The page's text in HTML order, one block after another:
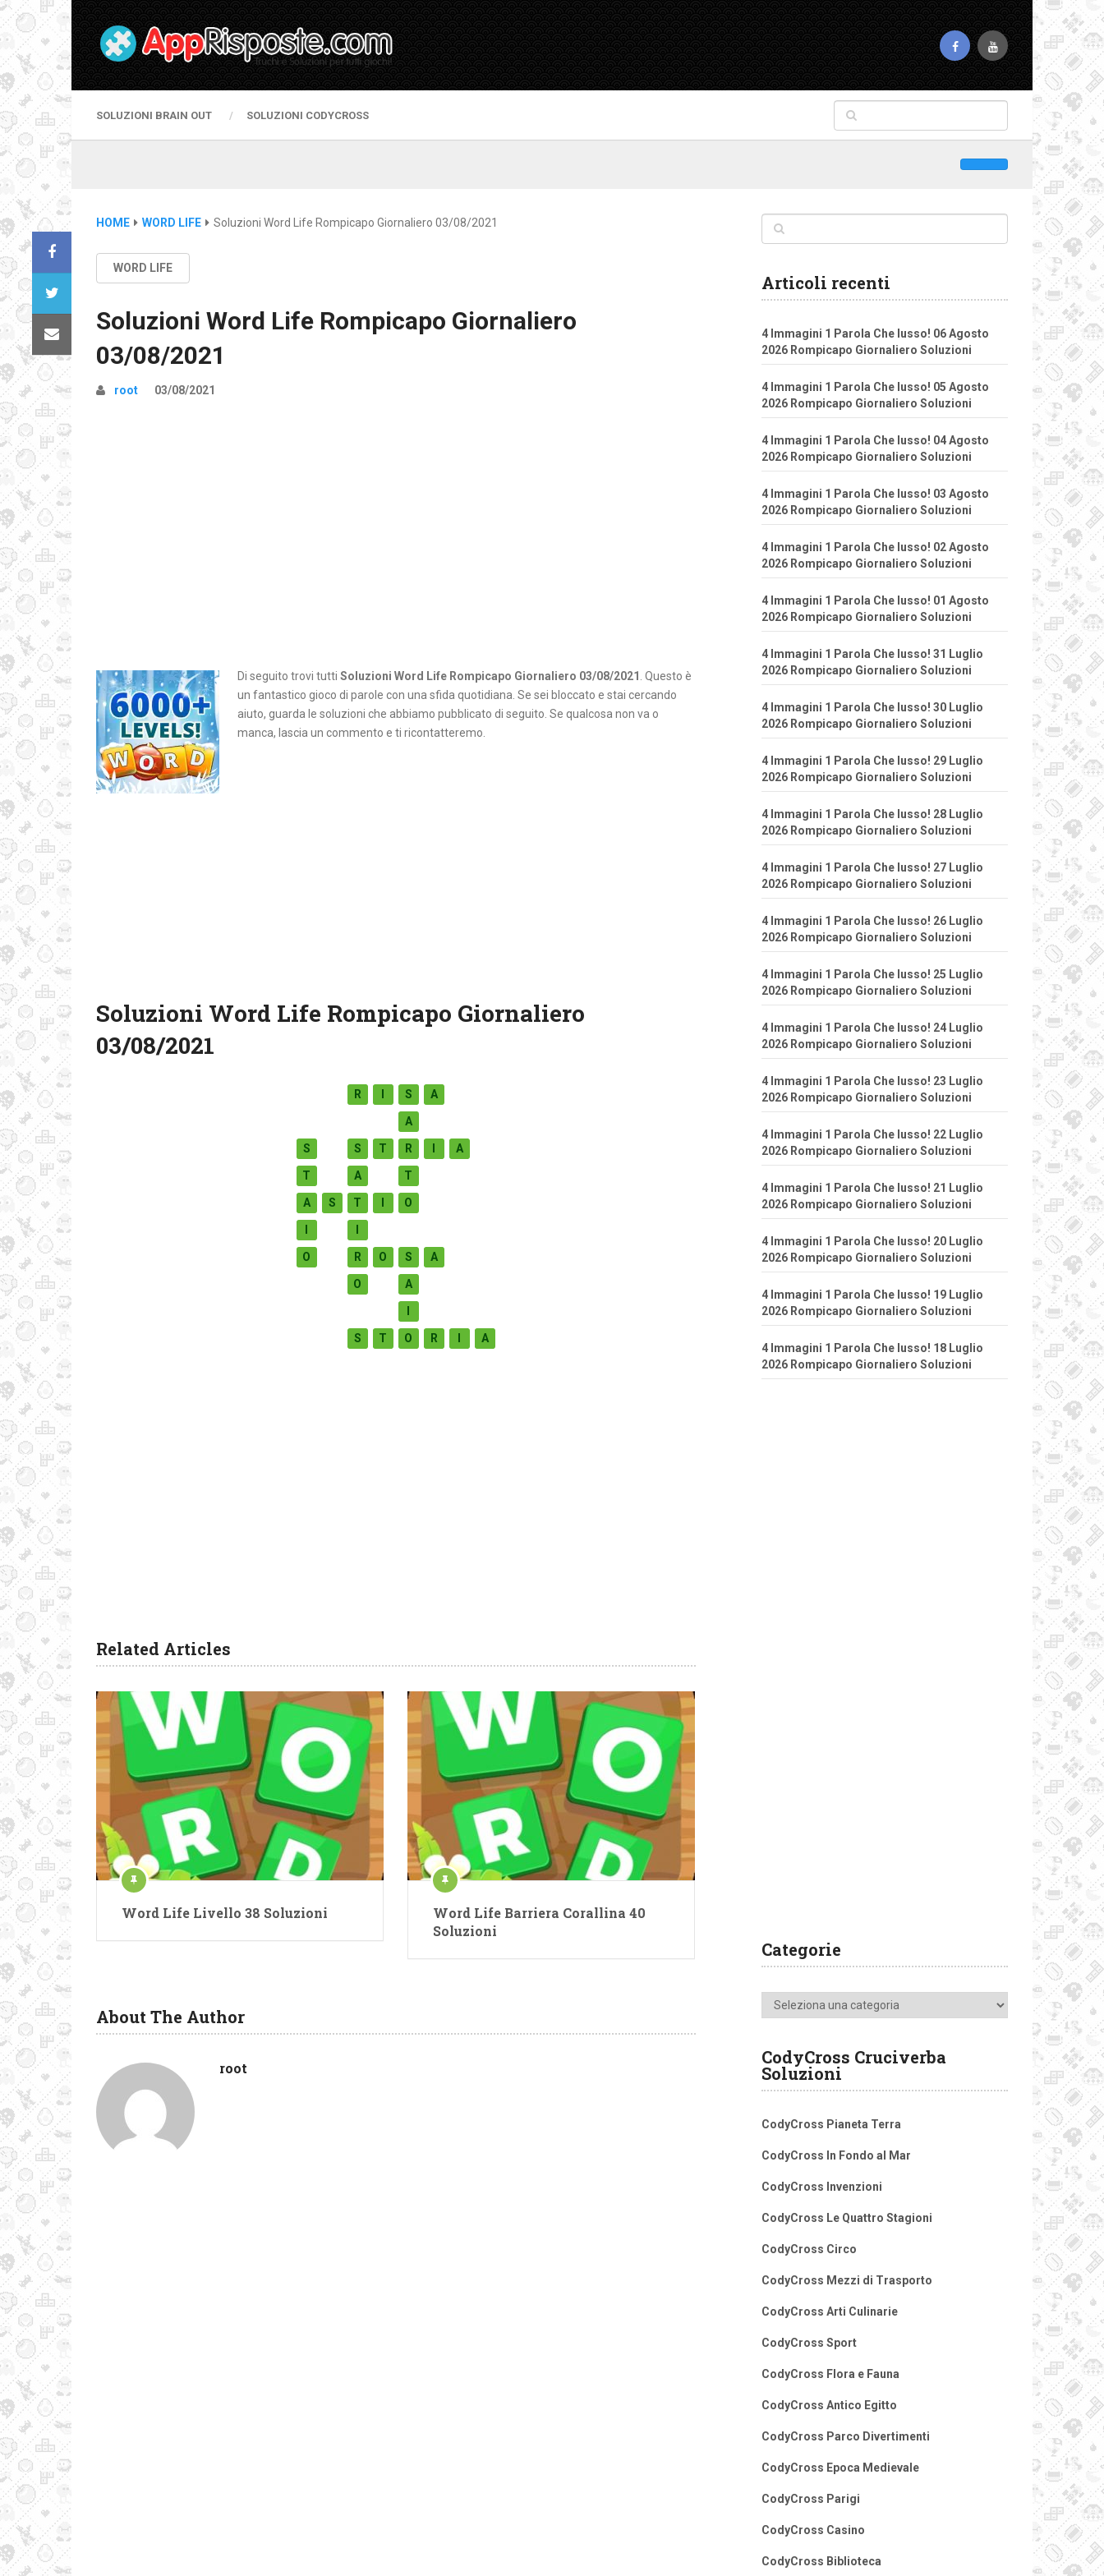
SOLUZIONI BRAIN OUT SOLUZIONI CODYCROSS
HOME WORD LIFE Soluzioni Word Life Rompicapo Giornaliero 03/08/2021
WORD LIFE
Soluzioni Word Life Rompicapo Giornaliero
03/08/2021
root 03/08/2021
Di seguito trovi tutti Soluzioni Word Life Rompicapo Giornaliero 03/08/2021 . Questo è
un fantastico gioco di parole con una sfida quotidiana. Se sei bloccato e stai cercando
aiuto, guarda le soluzioni che abbiamo pubblicato di seguito. Se qualcosa non va o
manca, lascia un commento e ti ricontatteremo.
Soluzioni Word Life Rompicapo Giornaliero
03/08/2021
R S A
A
S S T R A
T A T
A S T O
O R O S A
O A
S T O R A
Related Articles
Word Life Livello 38 Soluzioni
Word Life Barriera Corallina 40
Soluzioni
About The Author
root
Articoli recenti
4 Immagini 1 Parola Che lusso! 06 Agosto
2026 Rompicapo Giornaliero Soluzioni
4 Immagini 1 Parola Che lusso! 05 Agosto
2026 Rompicapo Giornaliero Soluzioni
4 Immagini 1 Parola Che lusso! 04 Agosto
2026 Rompicapo Giornaliero Soluzioni
4 Immagini 1 Parola Che lusso! 03 Agosto
2026 Rompicapo Giornaliero Soluzioni
4 Immagini 1 Parola Che lusso! 02 Agosto
2026 Rompicapo Giornaliero Soluzioni
4 Immagini 1 Parola Che lusso! 01 Agosto
2026 Rompicapo Giornaliero Soluzioni
4 Immagini 1 Parola Che lusso! 31 Luglio
2026 Rompicapo Giornaliero Soluzioni
4 Immagini 1 Parola Che lusso! 30 Luglio
2026 Rompicapo Giornaliero Soluzioni
4 Immagini 1 Parola Che lusso! 29 Luglio
2026 Rompicapo Giornaliero Soluzioni
4 Immagini 1 Parola Che lusso! 28 Luglio
2026 Rompicapo Giornaliero Soluzioni
4 Immagini 1 Parola Che lusso! 27 Luglio
2026 Rompicapo Giornaliero Soluzioni
4 Immagini 1 Parola Che lusso! 26 Luglio
2026 Rompicapo Giornaliero Soluzioni
4 Immagini 1 Parola Che lusso! 25 Luglio
2026 Rompicapo Giornaliero Soluzioni
4 Immagini 1 Parola Che lusso! 24 Luglio
2026 Rompicapo Giornaliero Soluzioni
4 Immagini 1 Parola Che lusso! 23 Luglio
2026 Rompicapo Giornaliero Soluzioni
4 Immagini 1 Parola Che lusso! 22 Luglio
2026 Rompicapo Giornaliero Soluzioni
4 Immagini 1 Parola Che lusso! 21 Luglio
2026 Rompicapo Giornaliero Soluzioni
4 Immagini 1 Parola Che lusso! 20 Luglio
2026 Rompicapo Giornaliero Soluzioni
4 Immagini 1 Parola Che lusso! 19 Luglio
2026 Rompicapo Giornaliero Soluzioni
4 Immagini 1 Parola Che lusso! 18 Luglio
2026 Rompicapo Giornaliero Soluzioni
Categorie
Categorie
CodyCross Cruciverba
Soluzioni
CodyCross Pianeta Terra
CodyCross In Fondo al Mar
CodyCross Invenzioni
CodyCross Le Quattro Stagioni
CodyCross Circo
CodyCross Mezzi di Trasporto
CodyCross Arti Culinarie
CodyCross Sport
CodyCross Flora e Fauna
CodyCross Antico Egitto
CodyCross Parco Divertimenti
CodyCross Epoca Medievale
CodyCross Parigi
CodyCross Casino
CodyCross Biblioteca